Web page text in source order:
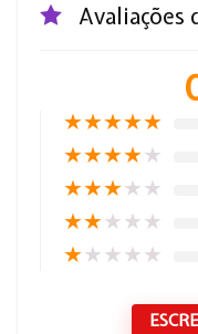
Avaliações
★★★★★
★★★★★
★★★★★
★★★★★
★★★★★